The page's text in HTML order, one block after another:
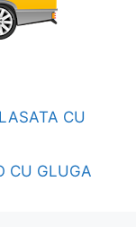
CU
CU GLUGA